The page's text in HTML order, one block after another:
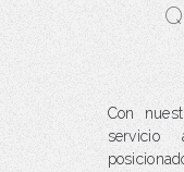
Con
servicio